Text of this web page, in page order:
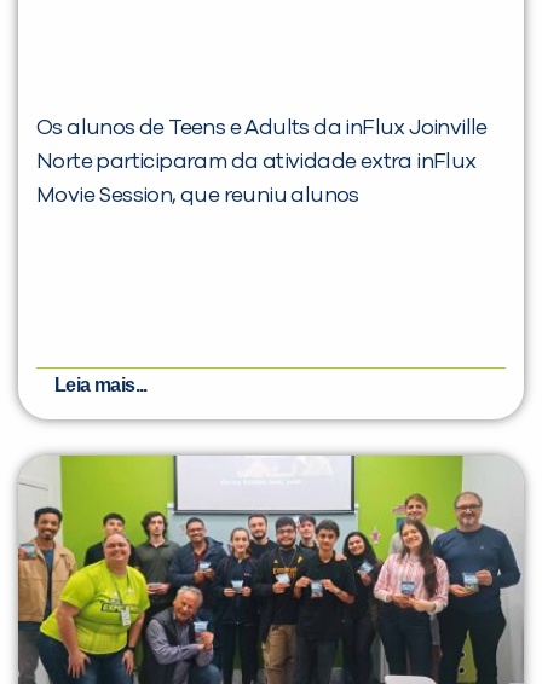
Os alunos de Teens e Adults da inFlux Joinville
Norte participaram da atividade extra inFlux
Movie Session, que reuniu alunos
Leia mais...